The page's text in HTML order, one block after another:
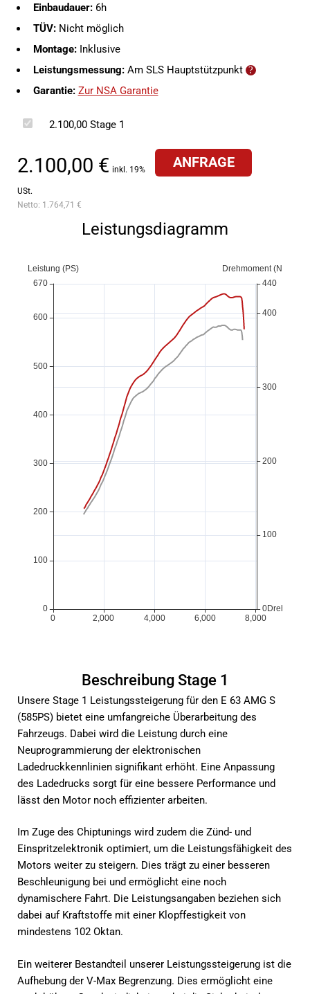
Einbaudauer:6h
TÜV:Nicht möglich
Montage:Inklusive
Leistungsmessung:Am SLS Hauptstützpunkt
Garantie: Zur NSA Garantie
2.100,00Stage 1
2.100,00 € inkl. 19%
USt.
Netto: 1.764,71 €
ANFRAGE
Leistungsdiagramm
Beschreibung Stage 1
Unsere Stage 1 Leistungssteigerung für den E 63 AMG S
(585PS) bietet eine umfangreiche Überarbeitung des
Fahrzeugs. Dabei wird die Leistung durch eine
Neuprogrammierung der elektronischen
Ladedruckkennlinien signifikant erhöht. Eine Anpassung
des Ladedrucks sorgt für eine bessere Performance und
lässt den Motor noch effizienter arbeiten.
Im Zuge des Chiptunings wird zudem die Zünd- und
Einspritzelektronik optimiert, um die Leistungsfähigkeit des
Motors weiter zu steigern. Dies trägt zu einer besseren
Beschleunigung bei und ermöglicht eine noch
dynamischere Fahrt. Die Leistungsangaben beziehen sich
dabei auf Kraftstoffe mit einer Klopffestigkeit von
mindestens 102 Oktan.
Ein weiterer Bestandteil unserer Leistungssteigerung ist die
Aufhebung der V-Max Begrenzung. Dies ermöglicht eine